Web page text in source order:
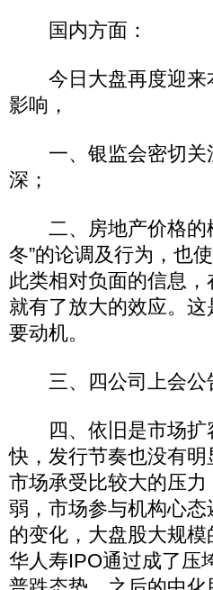
国内方面：
今日大盘再度迎来
影响，
一、银监会密切关
深；
二、房地产价格的松
冬”的论调及行为，也
此类相对负面的信息
就有了放大的效应。
要动机。
三、四公司上会公
四、依旧是市场扩
快，发行节奏也没有
市场承受比较大的压
弱，市场参与机构心
的变化，大盘股大规
华人寿IPO通过成了压